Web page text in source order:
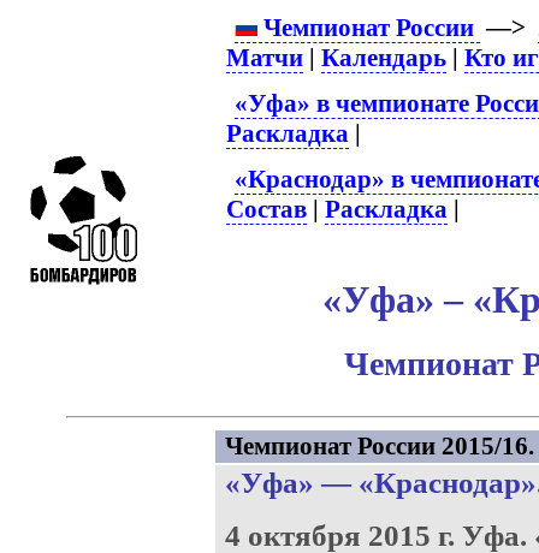
Чемпионат России —>
Матчи |Календарь |Кто
«Уфа» в чемпионате
Раскладка |
«Краснодар» в
Состав |Раскладка |
«Уфа» –
Чемпионат
Чемпионат России 2015/16.
«Уфа» — «Краснодар»
4 октября 2015 г. Уфа.